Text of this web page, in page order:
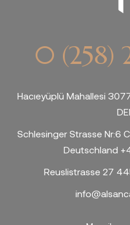
0 (258)
Hacıeyüplü Mahallesi
Schlesinger Strasse Nr:6
Deutschland
Reuslistrasse 27